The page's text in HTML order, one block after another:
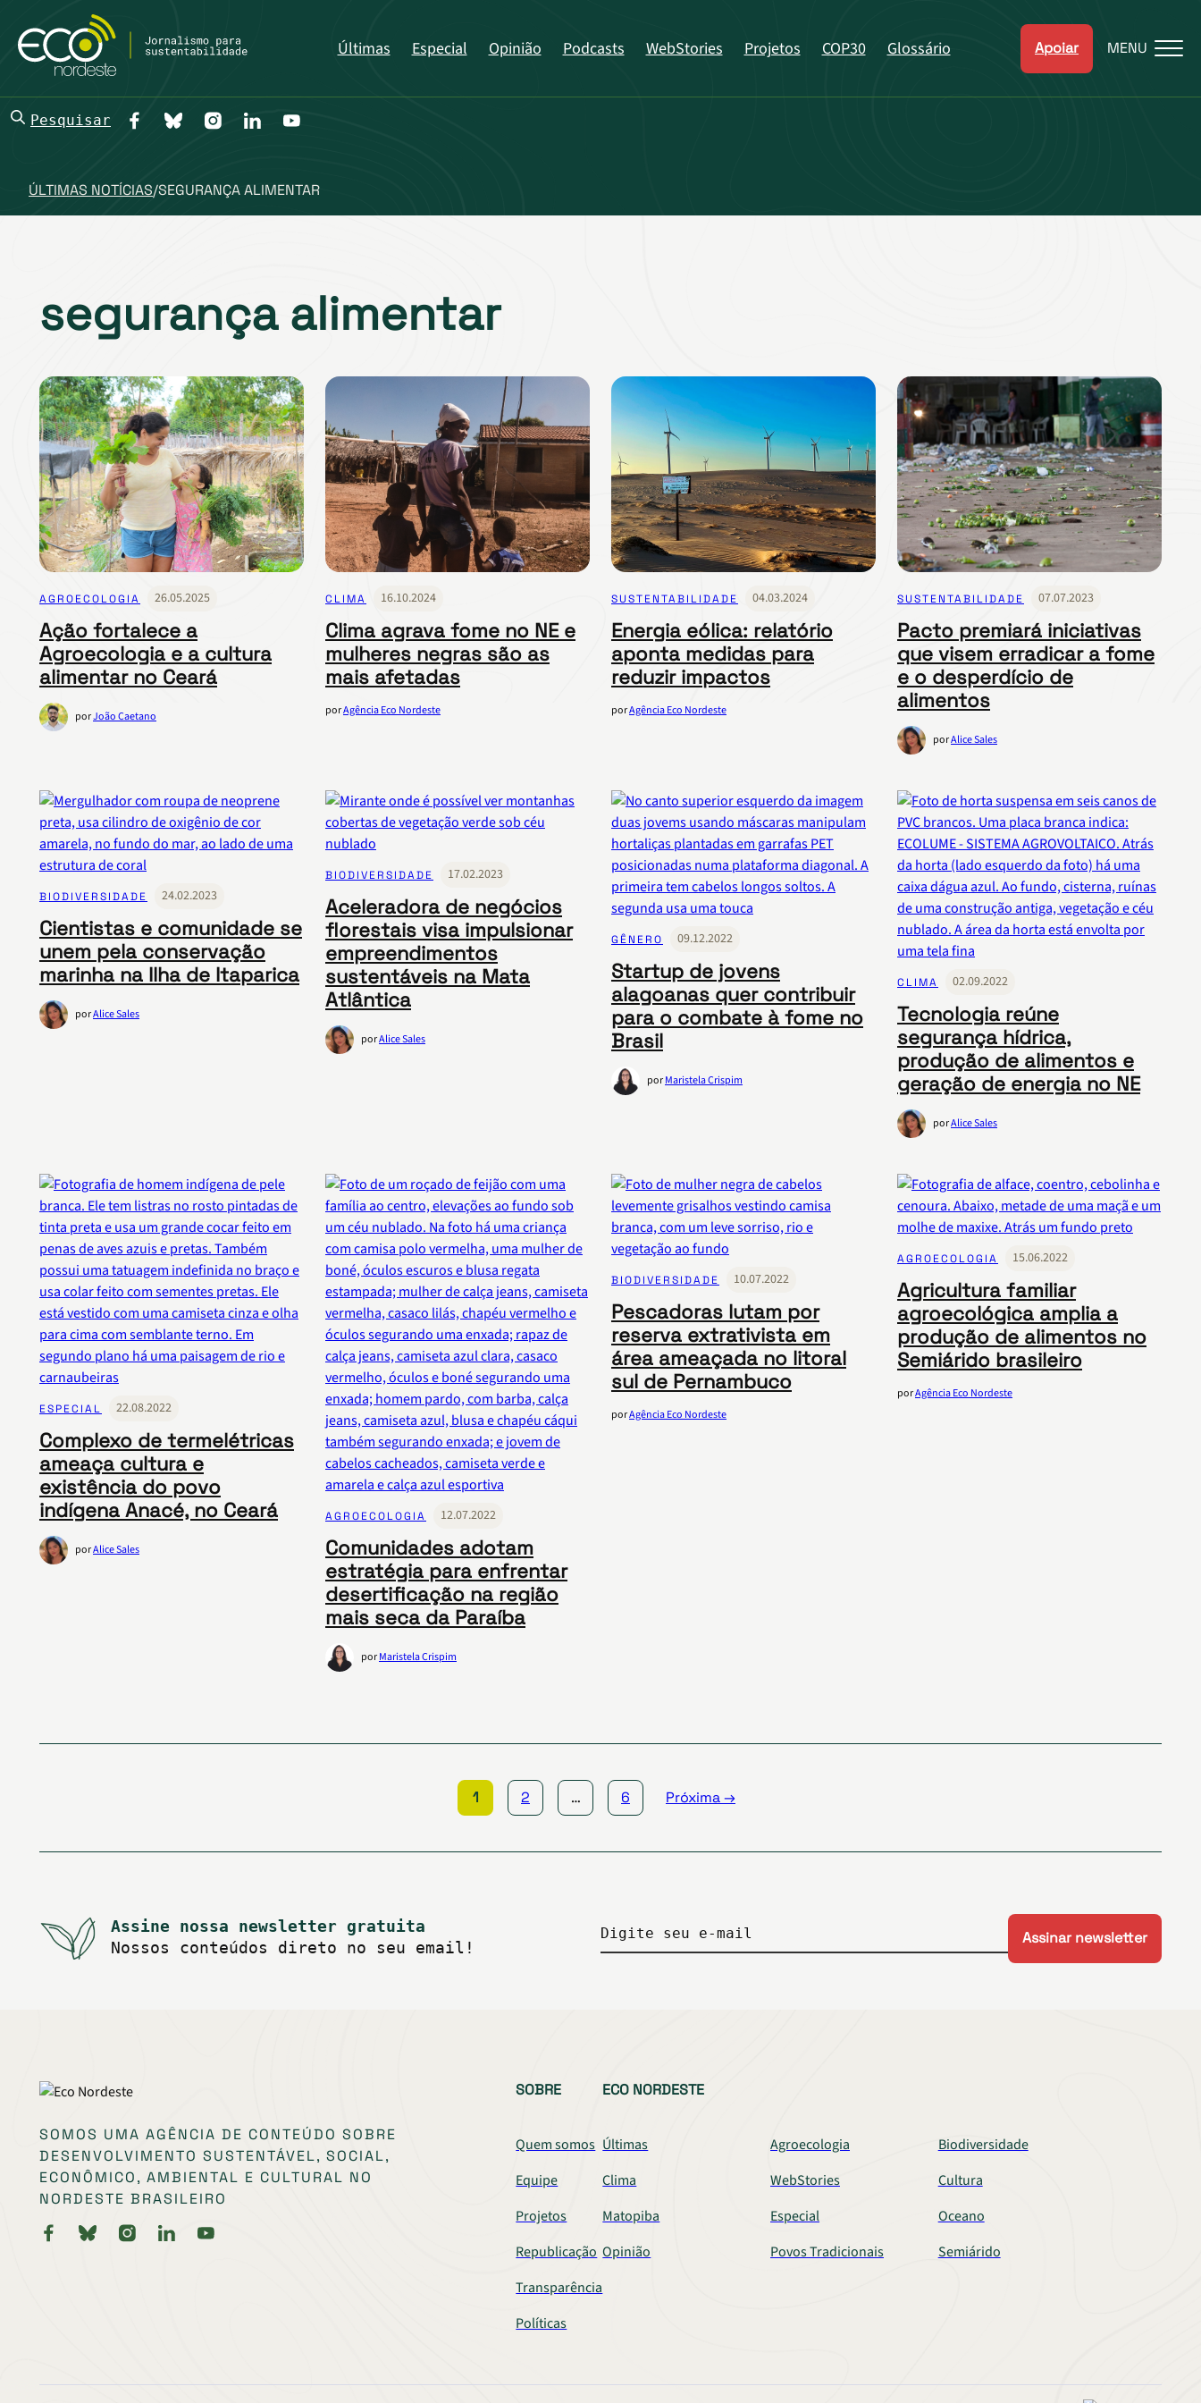
Últimas Especial Opinião Podcasts WebStories Projetos COP30 Glossário Apoiar MENU
Pesquisar
ÚLTIMAS NOTÍCIAS/SEGURANÇA ALIMENTAR
segurança alimentar
AGROECOLOGIA 26.05.2025
Ação fortalece a
Agroecologia e a cultura
alimentar no Ceará
porJoão Caetano
CLIMA 16.10.2024
Clima agrava fome no NE e
mulheres negras são as
mais afetadas
porAgência Eco Nordeste
SUSTENTABILIDADE 04.03.2024
Energia eólica: relatório
aponta medidas para
reduzir impactos
porAgência Eco Nordeste
SUSTENTABILIDADE 07.07.2023
Pacto premiará iniciativas
que visem erradicar a fome
e o desperdício de
alimentos
porAlice Sales
BIODIVERSIDADE 24.02.2023
Cientistas e comunidade se
unem pela conservação
marinha na Ilha de Itaparica
porAlice Sales
BIODIVERSIDADE 17.02.2023
Aceleradora de negócios
florestais visa impulsionar
empreendimentos
sustentáveis na Mata
Atlântica
porAlice Sales
GÊNERO 09.12.2022
Startup de jovens
alagoanas quer contribuir
para o combate à fome no
Brasil
porMaristela Crispim
CLIMA 02.09.2022
Tecnologia reúne
segurança hídrica,
produção de alimentos e
geração de energia no NE
porAlice Sales
ESPECIAL 22.08.2022
Complexo de termelétricas
ameaça cultura e
existência do povo
indígena Anacé, no Ceará
porAlice Sales
AGROECOLOGIA 12.07.2022
Comunidades adotam
estratégia para enfrentar
desertificação na região
mais seca da Paraíba
porMaristela Crispim
BIODIVERSIDADE 10.07.2022
Pescadoras lutam por
reserva extrativista em
área ameaçada no litoral
sul de Pernambuco
porAgência Eco Nordeste
AGROECOLOGIA 15.06.2022
Agricultura familiar
agroecológica amplia a
produção de alimentos no
Semiárido brasileiro
porAgência Eco Nordeste
1 2 … 6 Próxima →
Assine nossa newsletter gratuita
Nossos conteúdos direto no seu email!
Digite seu e-mail
SOMOS UMA AGÊNCIA DE CONTEÚDO SOBRE
DESENVOLVIMENTO SUSTENTÁVEL, SOCIAL,
ECONÔMICO, AMBIENTAL E CULTURAL NO
NORDESTE BRASILEIRO
SOBRE
Quem somos
Equipe
Projetos
Republicação
Transparência
Políticas
ECO NORDESTE
Últimas Agroecologia
Biodiversidade
Clima
WebStories
Cultura
Matopiba
Especial
Oceano
Opinião
Povos Tradicionais Semiárido